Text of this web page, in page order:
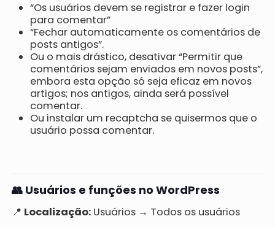
“Os usuários devem se registrar e fazer login
para comentar”
“Fechar automaticamente os comentários de
posts antigos”.
Ou o mais drástico, desativar “Permitir que
comentários sejam enviados em novos posts”,
embora esta opção só seja eficaz em novos
artigos; nos antigos, ainda será possível
comentar.
Ou instalar um recaptcha se quisermos que o
usuário possa comentar.
👥 Usuários e funções no WordPress
📍 Localização: Usuários → Todos os usuários